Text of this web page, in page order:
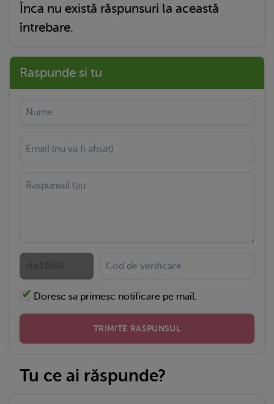
Înca nu există răspunsuri la această
întrebare.
Raspunde si tu
Doresc sa primesc notificare pe mail.
TRIMITE RASPUNSUL
Tu ce ai răspunde?